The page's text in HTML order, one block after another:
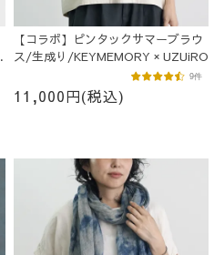
【コラボ】ピンタックサマーブラウ
ス/生成り/KEYMEMORY × UZUiRO
11,000円(税込)
9件